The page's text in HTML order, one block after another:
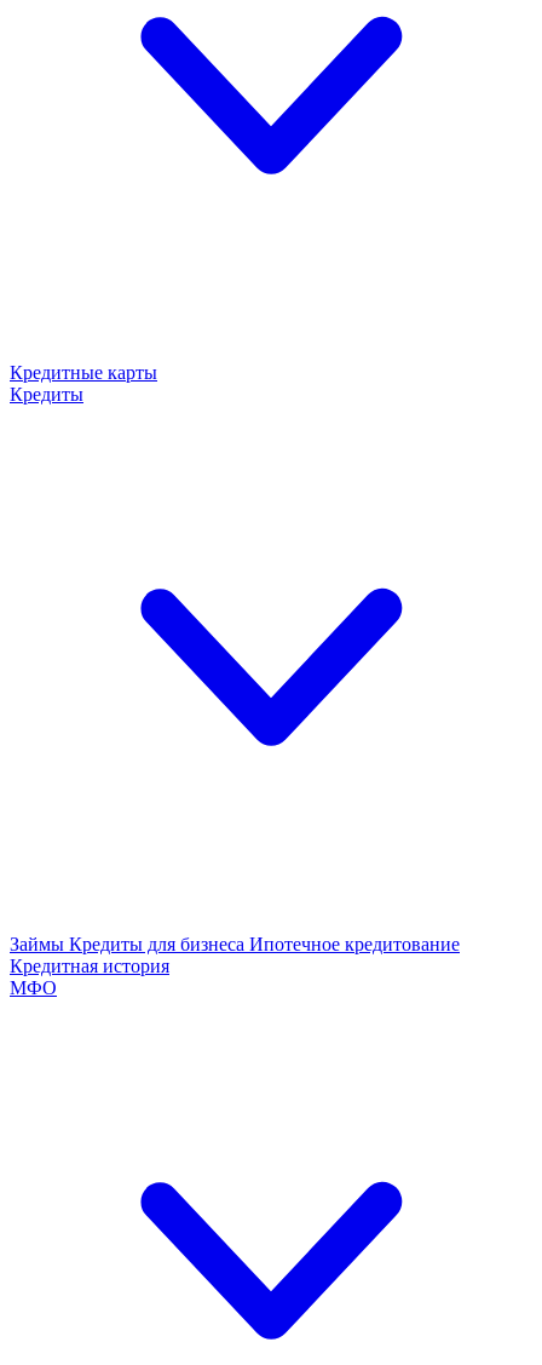
Кредитные карты
Кредиты
Займы Кредиты для бизнеса Ипотечное кредитование
Кредитная история
МФО